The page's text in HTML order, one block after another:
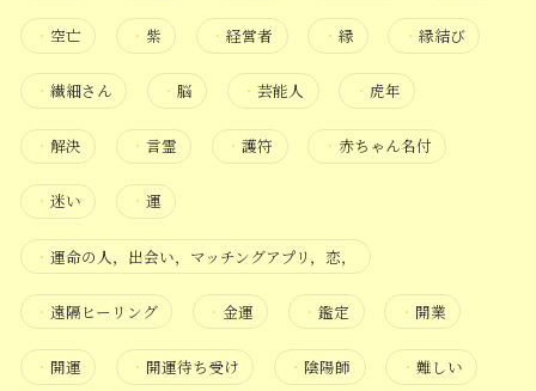
・ 空亡 ・ 紫 ・経営者 ・ 縁 ・ 縁結び
・ 繊細さん ・脳 ・芸能人 ・ 虎年
・ 解決 ・言霊 ・護符 ・ 赤ちゃん名付
・ 迷い ・運
・ 運命の人，出会い，マッチングアプリ，恋，
・ 遠隔ヒーリング ・ 金運 ・鑑定 ・ 開業
・ 開運 ・ 開運待ち受け ・ 陰陽師 ・ 難しい